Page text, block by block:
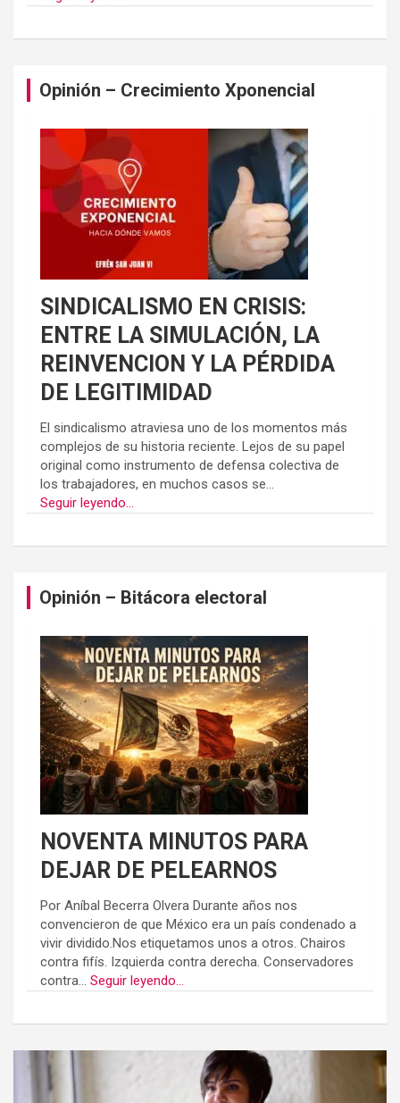
Opinión – Crecimiento Xponencial
SINDICALISMO EN CRISIS:
ENTRE LA SIMULACIÓN, LA
REINVENCION Y LA PÉRDIDA
DE LEGITIMIDAD
El sindicalismo atraviesa uno de los momentos más
complejos de su historia reciente. Lejos de su papel
original como instrumento de defensa colectiva de
los trabajadores, en muchos casos se...
Seguir leyendo...
Opinión – Bitácora electoral
NOVENTA MINUTOS PARA
DEJAR DE PELEARNOS
Por Aníbal Becerra Olvera Durante años nos
convencieron de que México era un país condenado a
vivir dividido.Nos etiquetamos unos a otros. Chairos
contra fifís. Izquierda contra derecha. Conservadores
contra... Seguir leyendo...